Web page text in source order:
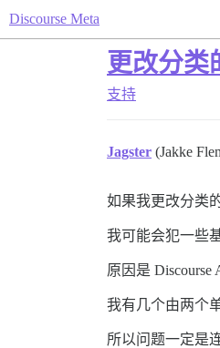
Discourse Meta
更改分类
支持
Jagster (Jakke
如果我更改分类
我可能会犯一些
原因是 Discourse
我有几个由两个
所以问题一定是